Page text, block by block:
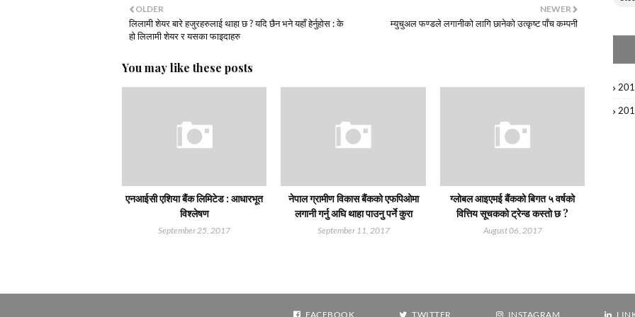
NEWER
म्युचुअल फण्डले लगानीको लागि छानेको उत्कृष्ट पाँच कम्पनी
OLDER
लिलामी शेयर बारे हजुरहरुलाई थाहा छ ? यदि छैन भने यहाँ हेर्नुहोस : के
हो लिलामी शेयर र यसका फाइदाहरु
You may like these posts
एनआईसी एशिया बैंक लिमिटेड : आधारभूत
विश्लेषण
September 25, 2017
नेपाल ग्रामीण विकास बैंकको एफपिओमा
लगानी गर्नु अघि थाहा पाउनु पर्ने कुरा
September 11, 2017
ग्लोबल आइएमई बैंकको बिगत ५ वर्षको
वित्तिय सूचकको ट्रेन्ड कस्तो छ ?
August 06, 2017